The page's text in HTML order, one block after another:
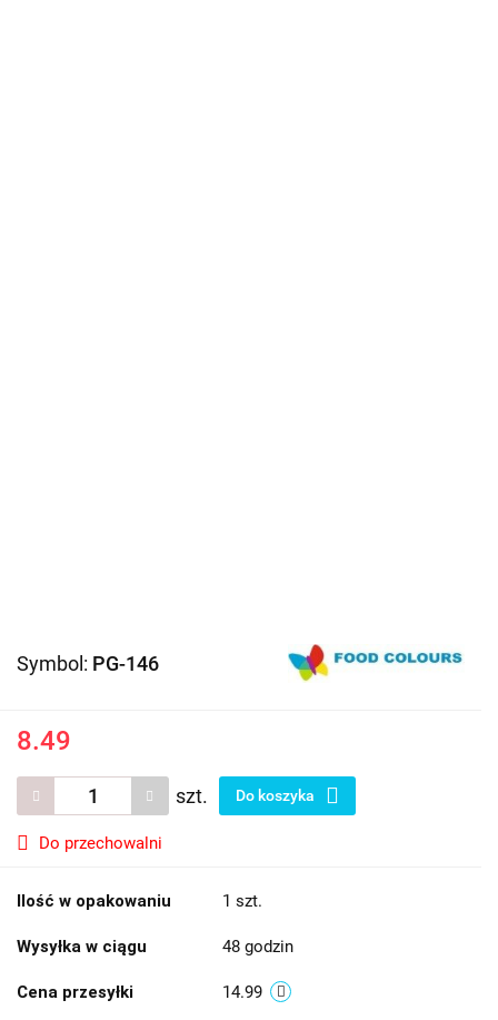
Symbol: PG-146
8.49
szt. Do koszyka
Do przechowalni
Ilość w opakowaniu 1 szt.
Wysyłka w ciągu 48 godzin
Cena przesyłki 14.99